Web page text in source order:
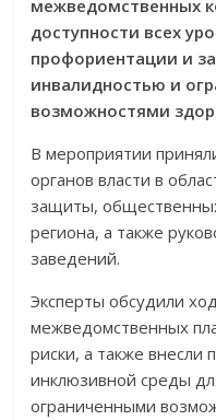
межведомственных
доступности всех
профориентации и
инвалидностью и
возможностями
В мероприятии
органов власти в
защиты,
региона, а также
заведений.
Эксперты обсудили
межведомственных
риски, а также
инклюзивной среды
ограниченными